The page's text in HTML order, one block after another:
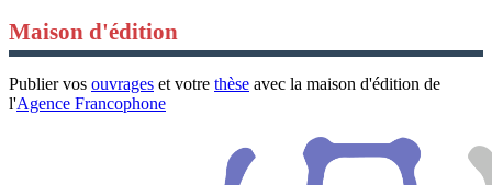
Maison d'édition
Publier vos ouvrages et votre thèse avec la maison d'édition de
l'Agence Francophone